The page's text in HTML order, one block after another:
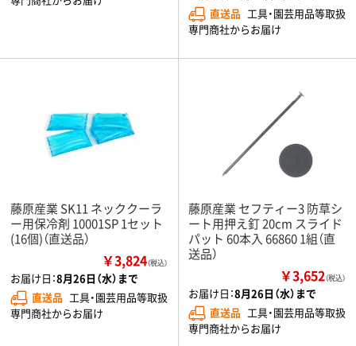
直送品 工具・園芸用品等取扱
専門商社からお届け
藤原産業 SK11 ネッククーラ
ー用保冷剤 10001SP 1セット
(16個)（直送品）
￥3,824（税込）
お届け日：8月26日（水）まで
直送品 工具・園芸用品等取扱
専門商社からお届け
藤原産業 セフティー3 防草シ
ート用押え釘 20cm スライド
パット 60本入 66860 1組（直
送品）
￥3,652（税込）
お届け日：8月26日（水）まで
直送品 工具・園芸用品等取扱
専門商社からお届け